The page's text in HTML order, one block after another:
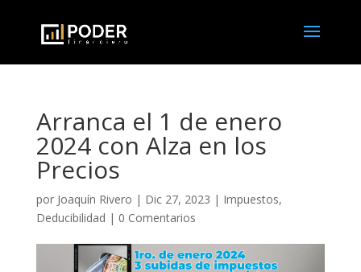
Arranca el 1 de enero
2024 con Alza en los
Precios
por Joaquín Rivero | Dic 27, 2023 | Impuestos,
Deducibilidad | 0 Comentarios